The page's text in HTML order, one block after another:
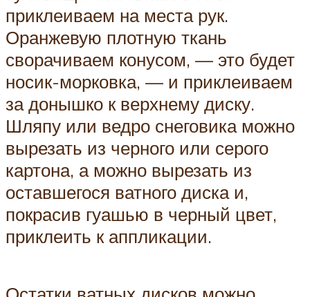
приклеиваем на места рук.
Оранжевую плотную ткань
сворачиваем конусом, — это будет
носик-морковка, — и приклеиваем
за донышко к верхнему диску.
Шляпу или ведро снеговика можно
вырезать из черного или серого
картона, а можно вырезать из
оставшегося ватного диска и,
покрасив гуашью в черный цвет,
приклеить к аппликации.